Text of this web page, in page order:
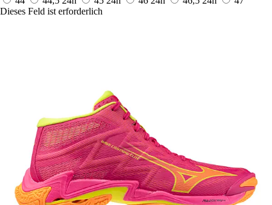
Dieses Feld ist erforderlich